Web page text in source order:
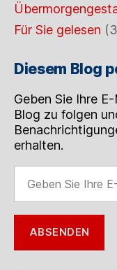
Für Sie gelesen
Diesem Blog
Geben Sie Ihre
Blog zu folgen
erhalten.
Sie
Ihre
E-
Mail-
Adresse
ABSENDEN